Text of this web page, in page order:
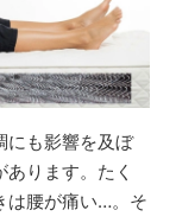
にも影響を及ぼ
ります。たく
は腰が痛い…。そ